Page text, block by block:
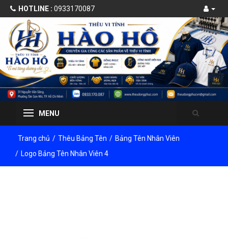
HOTLINE : 0933170087
MENU
Trang chủ / Thêu Bảng Tên / Bảng Tên Nhân Viên
/ Logo Bảng Tên Nhân Viên 4